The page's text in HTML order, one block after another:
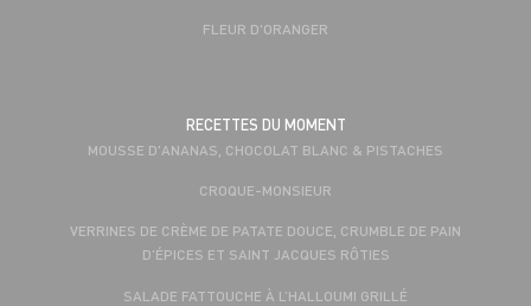
FLEUR D'ORANGER
RECETTES DU MOMENT
MOUSSE D'ANANAS, CHOCOLAT BLANC & PISTACHES
CROQUE-MONSIEUR
VERRINES DE CRÈME DE PATATE DOUCE, CRUMBLE DE PAIN
D’ÉPICES ET SAINT JACQUES RÔTIES
SALADE FATTOUCHE À L’HALLOUMI GRILLÉ